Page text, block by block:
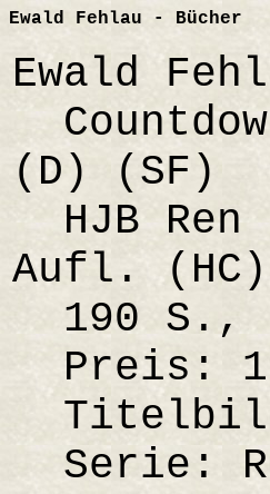
Ewald Fehlau - Bücher
Ewald
(D) (SF)
HJB Ren
Aufl. (HC)
190 S.,
Preis:
Titelbild:
Serie: